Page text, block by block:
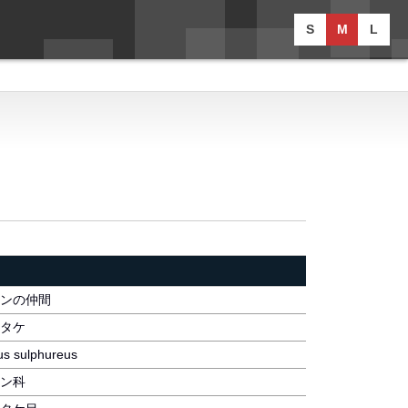
S M L
の仲間
ケ
sulphureus
科